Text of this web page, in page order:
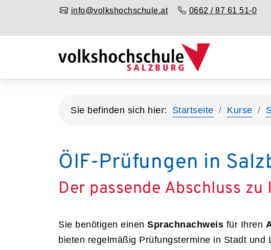
info@volkshochschule.at 0662 / 87 61 51-0
Sie befinden sich hier: Startseite Kurse
ÖIF-Prüfungen in
Der passende Abschluss
Sie benötigen einen Sprachnachweis für Ihren
bieten regelmäßig Prüfungstermine in Stadt und